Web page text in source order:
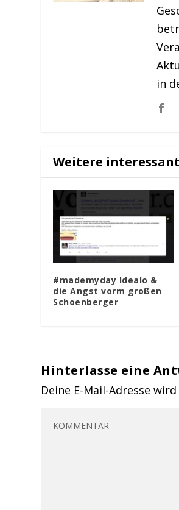
in
Weitere
#mademyday Idealo &
die Angst vorm großen
Schoenberger
Hinterlasse eine
Deine E-Mail-Adresse